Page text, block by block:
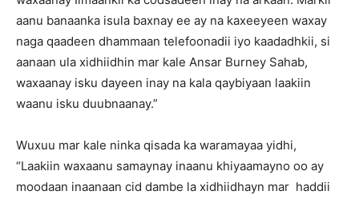
aanu banaanka isula baxnay ee ay na kaxeeyeen waxay
naga qaadeen dhammaan telefoonadii iyo kaadadhkii, si
aanaan ula xidhiidhin mar kale Ansar Burney Sahab,
waxaanay isku dayeen inay na kala qaybiyaan laakiin
waanu isku duubnaanay.”
Wuxuu mar kale ninka qisada ka waramayaa yidhi,
“Laakiin waxaanu samaynay inaanu khiyaamayno oo ay
moodaan inaanaan cid dambe la xidhiidhayn mar haddii